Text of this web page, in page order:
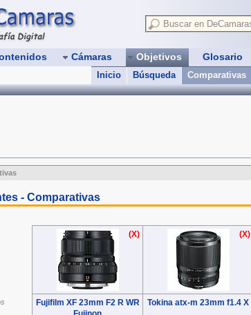
Cámaras Objetivos
Inicio Búsqueda Comparativas
Glosario
- Comparativas
(X) (X)
Fujifilm XF 23mm F2 R WR
Tokina atx-m 23mm f1.4 X